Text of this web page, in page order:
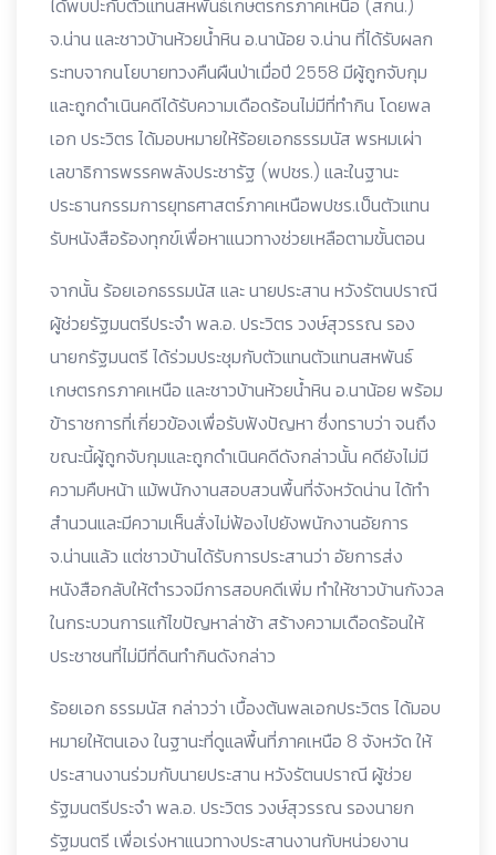
ได้พบปะกับตัวแทนสหพันธ์เกษตรกรภาคเหนือ (สกน.)
จ.น่าน และชาวบ้านห้วยน้ำหิน อ.นาน้อย จ.น่าน ที่ได้รับผลก
ระทบจากนโยบายทวงคืนผืนป่าเมื่อปี 2558 มีผู้ถูกจับกุม
และถูกดำเนินคดีได้รับความเดือดร้อนไม่มีที่ทำกิน โดยพล
เอก ประวิตร ได้มอบหมายให้ร้อยเอกธรรมนัส พรหมเผ่า
เลขาธิการพรรคพลังประชารัฐ (พปชร.) และในฐานะ
ประธานกรรมการยุทธศาสตร์ภาคเหนือพปชร.เป็นตัวแทน
รับหนังสือร้องทุกข์เพื่อหาแนวทางช่วยเหลือตามขั้นตอน
จากนั้น ร้อยเอกธรรมนัส และ นายประสาน หวังรัตนปราณี
ผู้ช่วยรัฐมนตรีประจำ พล.อ. ประวิตร วงษ์สุวรรณ รอง
นายกรัฐมนตรี ได้ร่วมประชุมกับตัวแทนตัวแทนสหพันธ์
เกษตรกรภาคเหนือ และชาวบ้านห้วยน้ำหิน อ.นาน้อย พร้อม
ข้าราชการที่เกี่ยวข้องเพื่อรับฟังปัญหา ซึ่งทราบว่า จนถึง
ขณะนี้ผู้ถูกจับกุมและถูกดำเนินคดีดังกล่าวนั้น คดียังไม่มี
ความคืบหน้า แม้พนักงานสอบสวนพื้นที่จังหวัดน่าน ได้ทำ
สำนวนและมีความเห็นสั่งไม่ฟ้องไปยังพนักงานอัยการ
จ.น่านแล้ว แต่ชาวบ้านได้รับการประสานว่า อัยการส่ง
หนังสือกลับให้ตำรวจมีการสอบคดีเพิ่ม ทำให้ชาวบ้านกังวล
ในกระบวนการแก้ไขปัญหาล่าช้า สร้างความเดือดร้อนให้
ประชาชนที่ไม่มีที่ดินทำกินดังกล่าว
ร้อยเอก ธรรมนัส กล่าวว่า เบื้องต้นพลเอกประวิตร ได้มอบ
หมายให้ตนเอง ในฐานะที่ดูแลพื้นที่ภาคเหนือ 8 จังหวัด ให้
ประสานงานร่วมกับนายประสาน หวังรัตนปราณี ผู้ช่วย
รัฐมนตรีประจำ พล.อ. ประวิตร วงษ์สุวรรณ รองนายก
รัฐมนตรี เพื่อเร่งหาแนวทางประสานงานกับหน่วยงาน